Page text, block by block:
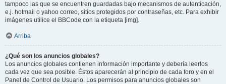
tampoco las que se encuentren guardadas bajo mecanismos de autenticación,
e.j. hotmail o yahoo correo, sitios protegidos por contraseñas, etc. Para exhibir
imágenes utilice el BBCode con la etiqueta [img].
Arriba
¿Qué son los anuncios globales?
Los anuncios globales contienen información importante y debería leerlos
cada vez que sea posible. Éstos aparecerán al principio de cada foro y en el
Panel de Control de Usuario. Los permisos para anuncios globales son